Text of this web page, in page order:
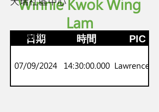
Winnie Kwok Wing
Lam
日期 時間 PIC
07/09/2024 14:30:00.000 Lawrence Lo
P.3-4
劍橋Movers